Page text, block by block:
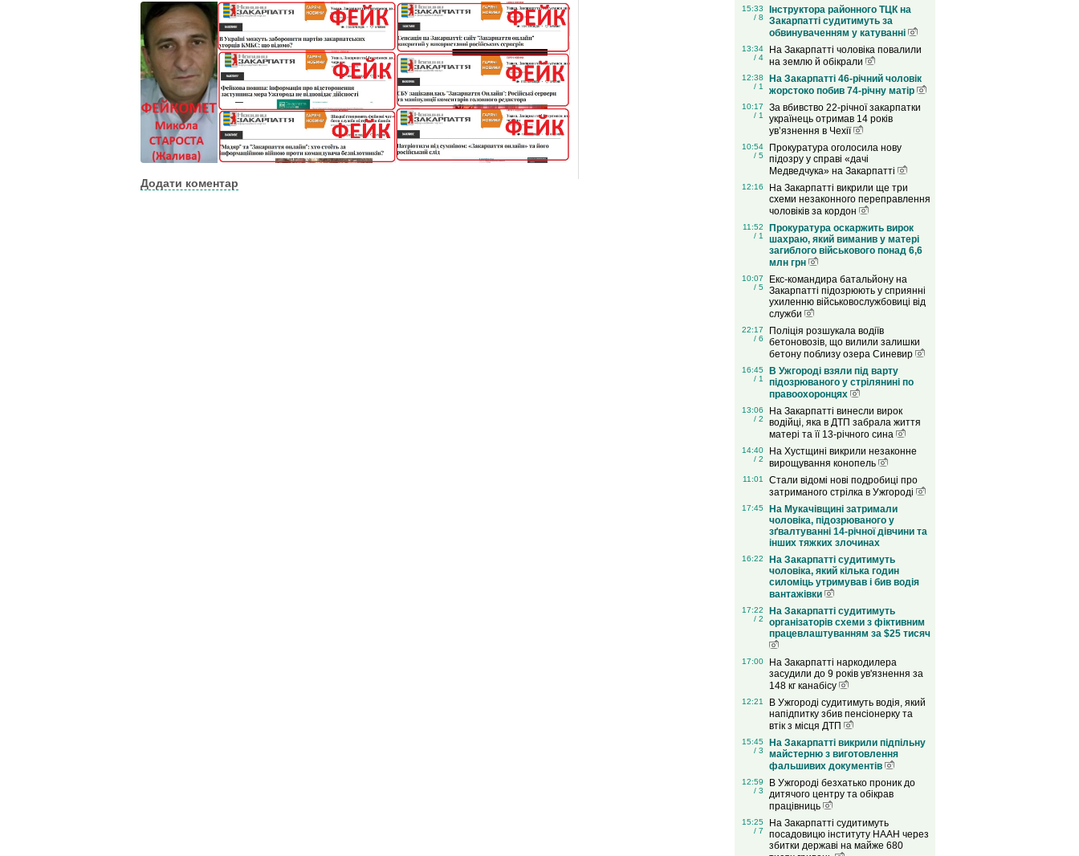
Додати коментар
15:33
/ 8
Інструктора районного ТЦК на
Закарпатті судитимуть за
обвинуваченням у катуванні
13:34
/ 4
На Закарпатті чоловіка повалили
на землю й обікрали
12:38
/ 1
На Закарпатті 46-річний чоловік
жорстоко побив 74-річну матір
10:17
/ 1
За вбивство 22-річної закарпатки
українець отримав 14 років
ув’язнення в Чехії
10:54
/ 5
Прокуратура оголосила нову
підозру у справі «дачі
Медведчука» на Закарпатті
12:16
На Закарпатті викрили ще три
схеми незаконного переправлення
чоловіків за кордон
11:52
/ 1
Прокуратура оскаржить вирок
шахраю, який виманив у матері
загиблого військового понад 6,6
млн грн
10:07
/ 5
Екс-командира батальйону на
Закарпатті підозрюють у сприянні
ухиленню військовослужбовиці від
служби
22:17
/ 6
Поліція розшукала водіїв
бетоновозів, що вилили залишки
бетону поблизу озера Синевир
16:45
/ 1
В Ужгороді взяли під варту
підозрюваного у стрілянині по
правоохоронцях
13:06
/ 2
На Закарпатті винесли вирок
водійці, яка в ДТП забрала життя
матері та її 13-річного сина
14:40
/ 2
На Хустщині викрили незаконне
вирощування конопель
11:01
Стали відомі нові подробиці про
затриманого стрілка в Ужгороді
17:45
На Мукачівщині затримали
чоловіка, підозрюваного у
зґвалтуванні 14-річної дівчини та
інших тяжких злочинах
16:22
На Закарпатті судитимуть
чоловіка, який кілька годин
силоміць утримував і бив водія
вантажівки
17:22
/ 2
На Закарпатті судитимуть
організаторів схеми з фіктивним
працевлаштуванням за $25 тисяч
17:00
На Закарпатті наркодилера
засудили до 9 років ув'язнення за
148 кг канабісу
12:21
В Ужгороді судитимуть водія, який
напідпитку збив пенсіонерку та
втік з місця ДТП
15:45
/ 3
На Закарпатті викрили підпільну
майстерню з виготовлення
фальшивих документів
12:59
/ 3
В Ужгороді безхатько проник до
дитячого центру та обікрав
працівниць
15:25
/ 7
На Закарпатті судитимуть
посадовицю інституту НААН через
збитки державі на майже 680